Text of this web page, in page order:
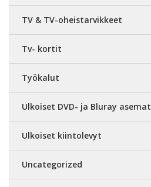
TV & TV-oheistarvikkeet
Tv- kortit
Työkalut
Ulkoiset DVD- ja Bluray asemat
Ulkoiset kiintolevyt
Uncategorized